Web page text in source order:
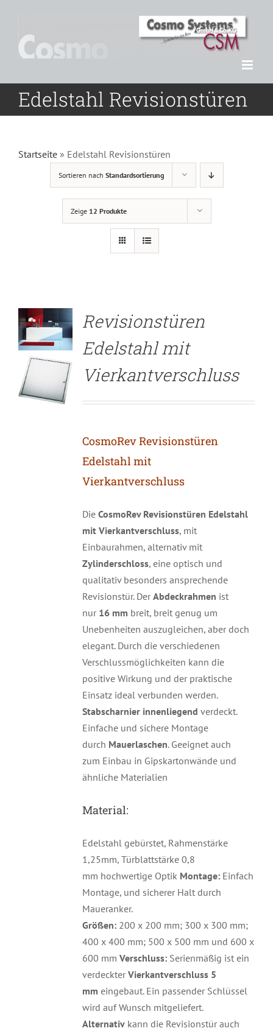
springen
Edelstahl Revisionstüren
Startseite » Edelstahl Revisionstüren
Sortieren nach Standardsortierung
Zeige 12 Produkte
Revisionstüren
Edelstahl mit
Vierkantverschluss
CosmoRev Revisionstüren
Edelstahl mit
Vierkantverschluss
Die CosmoRev Revisionstüren Edelstahl
mit Vierkantverschluss, mit
Einbaurahmen, alternativ mit
Zylinderschloss, eine optisch und
qualitativ besonders ansprechende
Revisionstür. Der Abdeckrahmen ist
nur 16 mm breit, breit genug um
Unebenheiten auszugleichen, aber doch
elegant. Durch die verschiedenen
Verschlussmöglichkeiten kann die
positive Wirkung und der praktische
Einsatz ideal verbunden werden.
Stabscharnier innenliegend verdeckt.
Einfache und sichere Montage
durch Mauerlaschen. Geeignet auch
zum Einbau in Gipskartonwände und
ähnliche Materialien
Material:
Edelstahl gebürstet, Rahmenstärke
1,25mm, Türblattstärke 0,8
mm hochwertige Optik Montage:Einfach
Montage, und sicherer Halt durch
Maueranker.
Größen:200 x 200 mm; 300 x 300 mm;
400 x 400 mm; 500 x 500 mm und 600 x
600 mm Verschluss: Serienmäßig ist ein
verdeckter Vierkantverschluss 5
mm eingebaut. Ein passender Schlüssel
wird auf Wunsch mitgeliefert.
Alternativkann die Revisionstür auch